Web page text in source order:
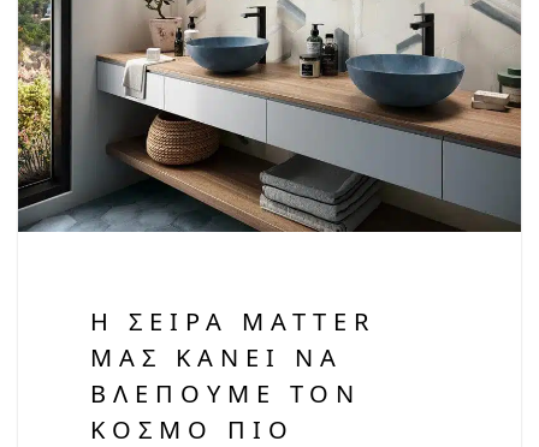
Η ΣΕΙΡΆ MATTER
ΜΑΣ ΚΆΝΕΙ ΝΑ
ΒΛΈΠΟΥΜΕ ΤΟΝ
ΚΌΣΜΟ ΠΙΟ